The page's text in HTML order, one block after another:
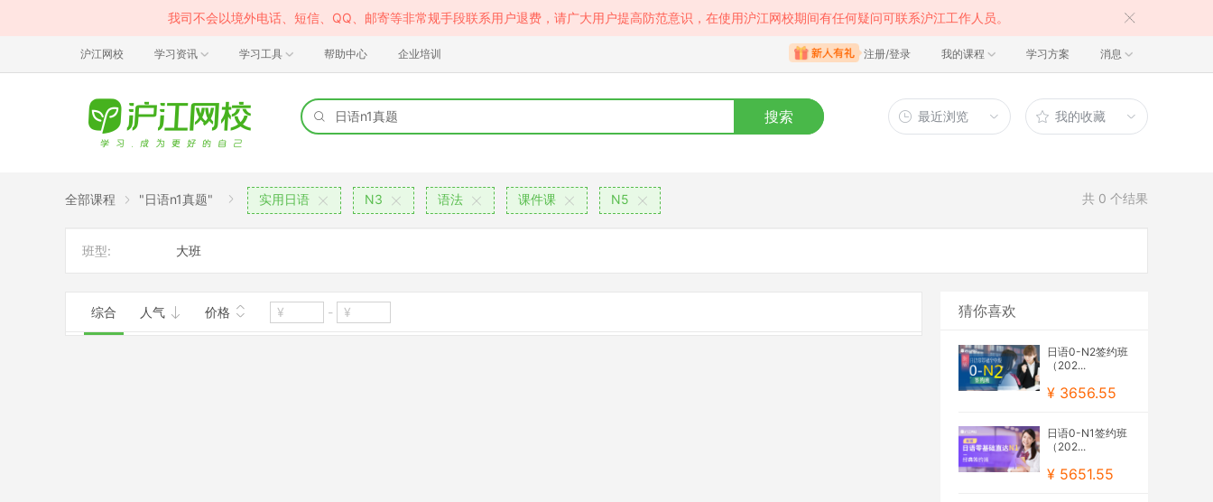
我司不会以境外电话、短信、QQ、邮寄等非常规手段联系用户退费，请广大用户提高防范意识，在使用沪江网校期间有任何疑问可联系沪江工作人员。
沪江网校 学习资讯 学习工具 帮助中心 企业培训 注册/登录 我的课程 学习方案 消息
搜索 最近浏览 我的收藏
全部课程 "日语n1真题" 实用日语 N3 语法 课件课 N5 共 0 个结果
班型: 大班
综合 人气 价格 - 猜你喜欢
日语0-N2签约班
（202...
¥ 3656.55
日语0-N1签约班
（202...
¥ 5651.55